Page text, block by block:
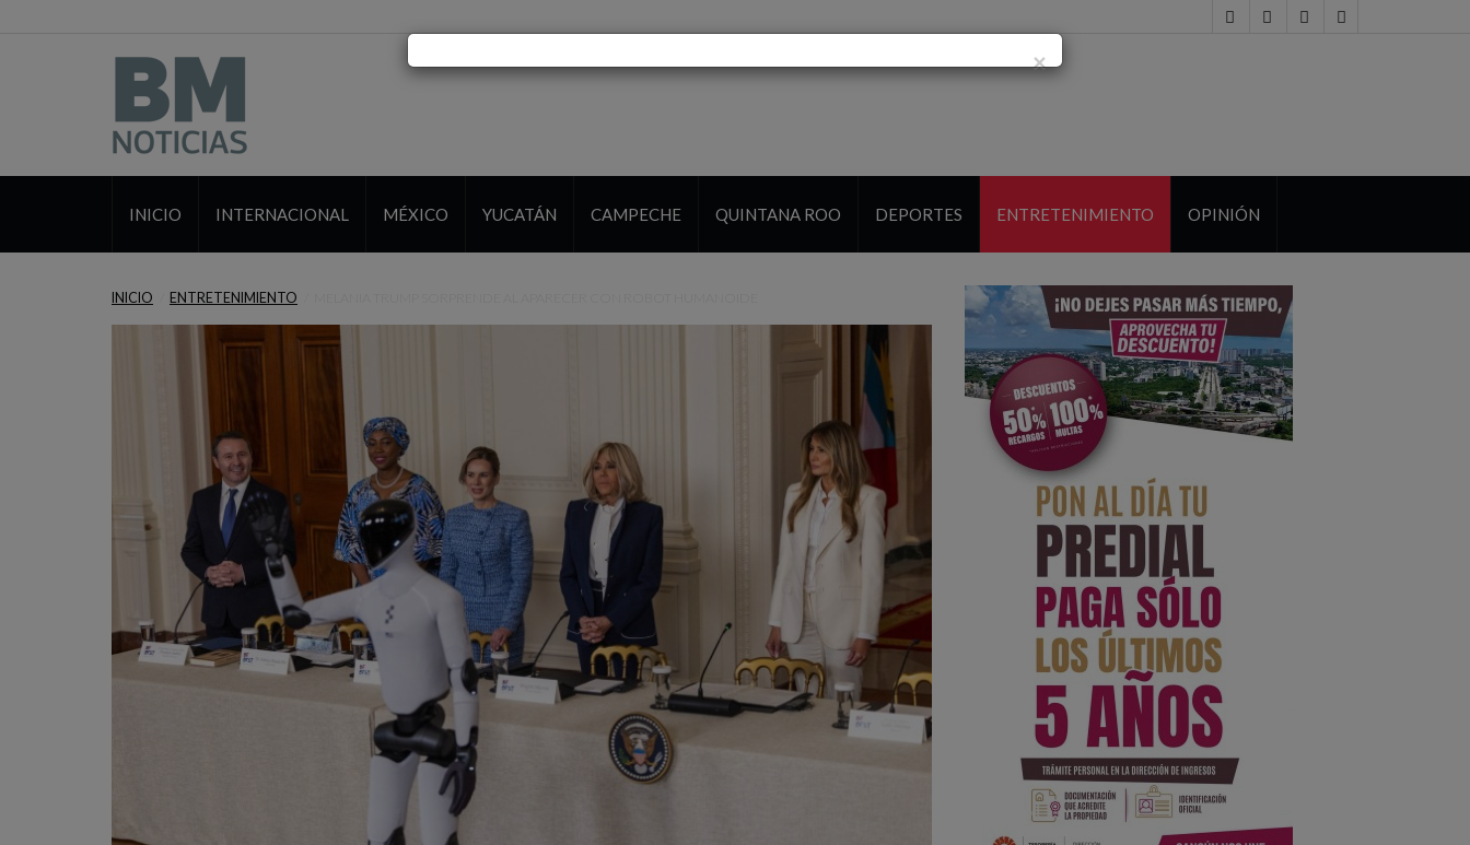
INICIO INTERNACIONAL MÉXICO YUCATÁN CAMPECHE QUINTANA ROO DEPORTES ENTRETENIMIENTO OPINIÓN
INICIO ENTRETENIMIENTO
×